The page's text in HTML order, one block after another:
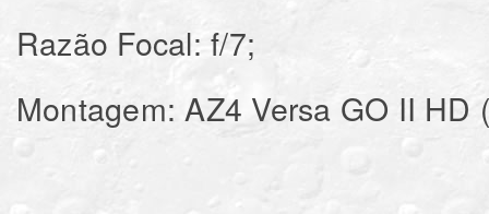
Razão Focal: f/7;
Montagem: AZ4 Versa GO II HD